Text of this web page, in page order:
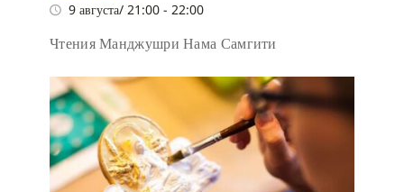
9 августа/ 21:00 - 22:00
Чтения Манджушри Нама Самгити